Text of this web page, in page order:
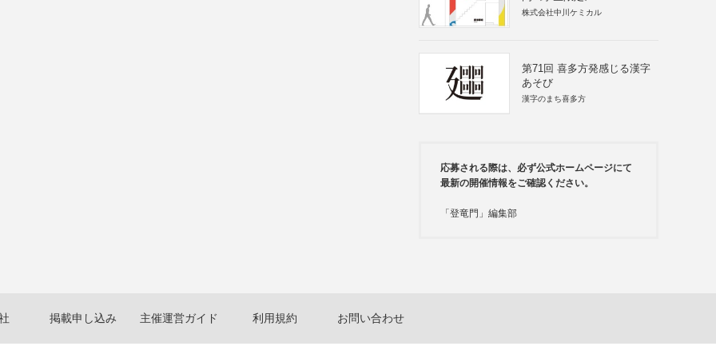
株式会社中川ケミカル
第71回 喜多方発感じる漢字
あそび
漢字のまち喜多方
応募される際は、必ず公式ホームページにて
最新の開催情報をご確認ください。
「登竜門」編集部
掲載申し込み 主催運営ガイド 利用規約 お問い合わせ